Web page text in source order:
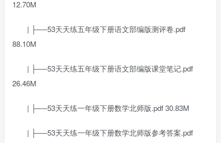
12.70M
| ├──53天天练五年级下册语文部编版测评卷.pdf
88.10M
| ├──53天天练五年级下册语文部编版课堂笔记.pdf
26.46M
| ├──53天天练一年级下册数学北师版.pdf 30.83M
| ├──53天天练一年级下册数学北师版参考答案.pdf